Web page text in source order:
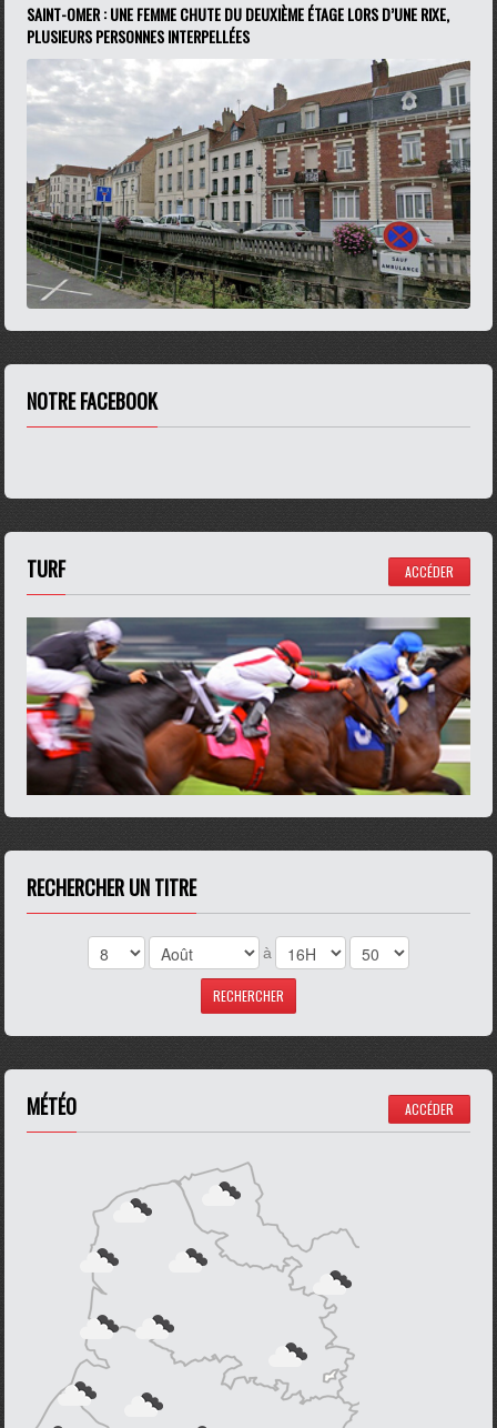
SAINT-OMER : UNE FEMME CHUTE DU DEUXIÈME ÉTAGE LORS D’UNE RIXE,
PLUSIEURS PERSONNES INTERPELLÉES
NOTRE FACEBOOK
TURF ACCÉDER
RECHERCHER UN TITRE
à
MÉTÉO ACCÉDER